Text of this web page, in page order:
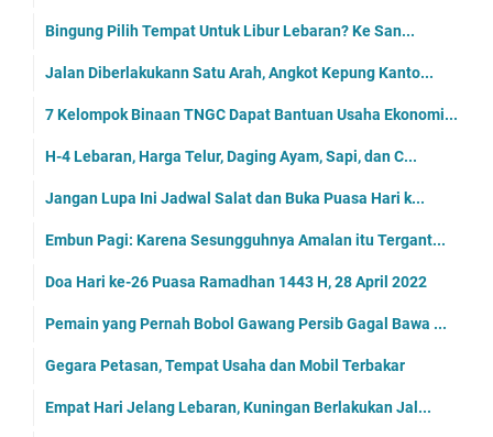
Bingung Pilih Tempat Untuk Libur Lebaran? Ke San...
Jalan Diberlakukann Satu Arah, Angkot Kepung Kanto...
7 Kelompok Binaan TNGC Dapat Bantuan Usaha Ekonomi...
H-4 Lebaran, Harga Telur, Daging Ayam, Sapi, dan C...
Jangan Lupa Ini Jadwal Salat dan Buka Puasa Hari k...
Embun Pagi: Karena Sesungguhnya Amalan itu Tergant...
Doa Hari ke-26 Puasa Ramadhan 1443 H, 28 April 2022
Pemain yang Pernah Bobol Gawang Persib Gagal Bawa ...
Gegara Petasan, Tempat Usaha dan Mobil Terbakar
Empat Hari Jelang Lebaran, Kuningan Berlakukan Jal...